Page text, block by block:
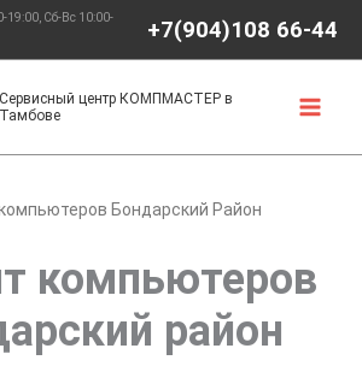
19:00, Сб-Вс 10:00- +7(904)108 66-44
Сервисный центр КОМПМАСТЕР в
Тамбове
Бондарский Район
компьютеров
район